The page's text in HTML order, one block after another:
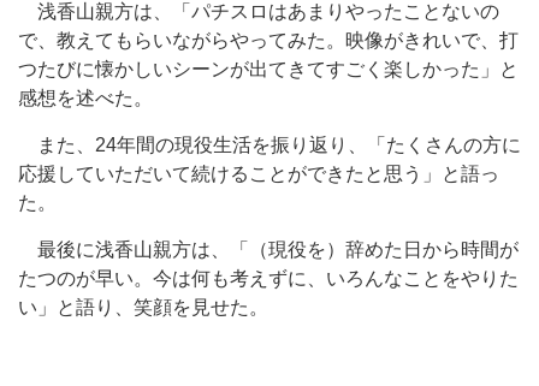
浅香山親方は、「パチスロはあまりやったことないの
で、教えてもらいながらやってみた。映像がきれいで、打
つたびに懐かしいシーンが出てきてすごく楽しかった」と
感想を述べた。
また、24年間の現役生活を振り返り、「たくさんの方に
応援していただいて続けることができたと思う」と語っ
た。
最後に浅香山親方は、「（現役を）辞めた日から時間が
たつのが早い。今は何も考えずに、いろんなことをやりた
い」と語り、笑顔を見せた。